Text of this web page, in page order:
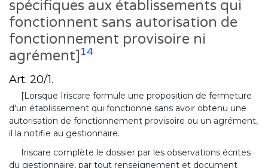
spécifiques aux établissements qui
fonctionnent sans autorisation de
fonctionnement provisoire ni
agrément]14
Art. 20/1.
[Lorsque Iriscare formule une proposition de fermeture
d'un établissement qui fonctionne sans avoir obtenu une
autorisation de fonctionnement provisoire ou un agrément,
il la notifie au gestionnaire.
Iriscare complète le dossier par les observations écrites
du gestionnaire, par tout renseignement et document